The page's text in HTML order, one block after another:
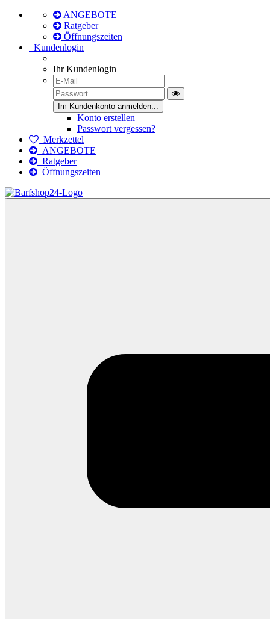
ANGEBOTE
Ratgeber
Öffnungszeiten
Kundenlogin
Ihr Kundenlogin
Konto erstellen
Passwort vergessen?
Merkzettel
ANGEBOTE
Ratgeber
Öffnungszeiten